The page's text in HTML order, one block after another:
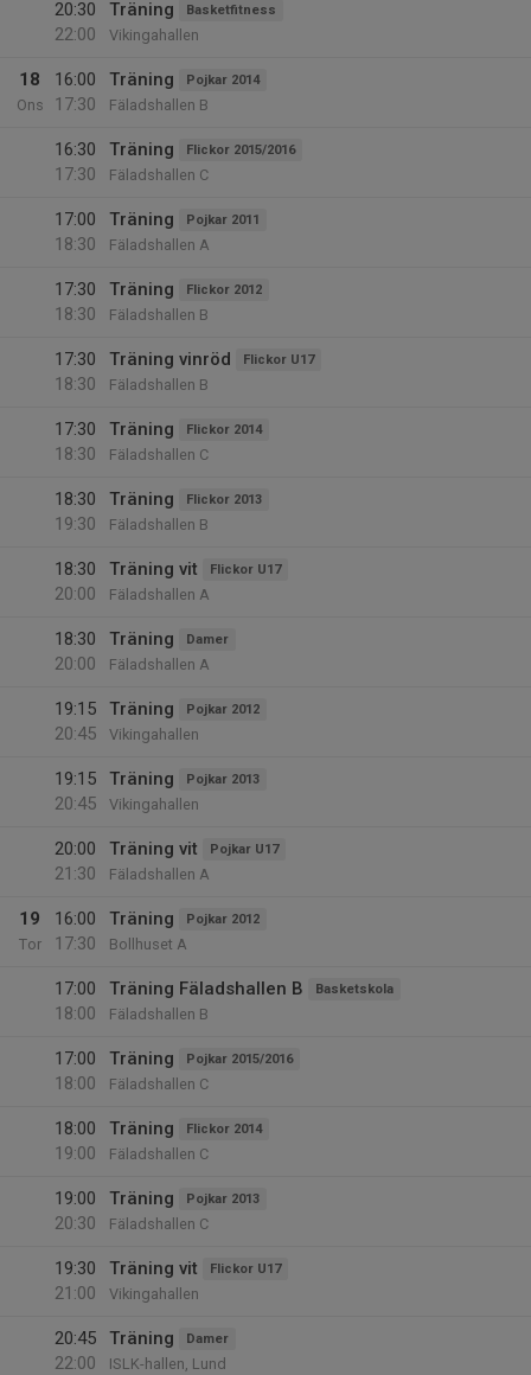
20:30
22:00
Träning Basketfitness
Vikingahallen
18
Ons
16:00
17:30
Träning Pojkar 2014
Fäladshallen B
16:30
17:30
Träning Flickor 2015/2016
Fäladshallen C
17:00
18:30
Träning Pojkar 2011
Fäladshallen A
17:30
18:30
Träning Flickor 2012
Fäladshallen B
17:30
18:30
Träning vinröd Flickor U17
Fäladshallen B
17:30
18:30
Träning Flickor 2014
Fäladshallen C
18:30
19:30
Träning Flickor 2013
Fäladshallen B
18:30
20:00
Träning vit Flickor U17
Fäladshallen A
18:30
20:00
Träning Damer
Fäladshallen A
19:15
20:45
Träning Pojkar 2012
Vikingahallen
19:15
20:45
Träning Pojkar 2013
Vikingahallen
20:00
21:30
Träning vit Pojkar U17
Fäladshallen A
19
Tor
16:00
17:30
Träning Pojkar 2012
Bollhuset A
17:00
18:00
Träning Fäladshallen B Basketskola
Fäladshallen B
17:00
18:00
Träning Pojkar 2015/2016
Fäladshallen C
18:00
19:00
Träning Flickor 2014
Fäladshallen C
19:00
20:30
Träning Pojkar 2013
Fäladshallen C
19:30
21:00
Träning vit Flickor U17
Vikingahallen
20:45
22:00
Träning Damer
ISLK-hallen, Lund